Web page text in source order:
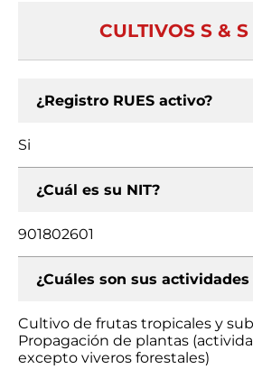
CULTIVOS S & S
¿Registro RUES activo?
Si
¿Cuál es su NIT?
901802601
¿Cuáles son sus
Cultivo de frutas tropicales y
Propagación de plantas
excepto viveros forestales)